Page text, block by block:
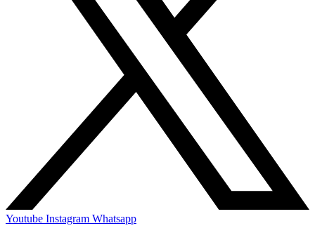
Youtube Instagram Whatsapp